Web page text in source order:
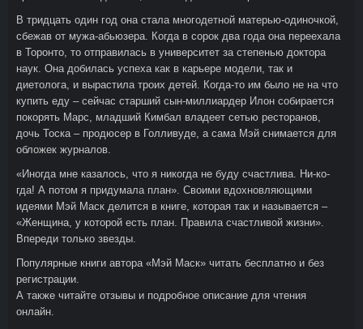
В тридцать один год она стала многодетной матерью-одиночкой,
сбежав от мужа-абьюзера. Когда в сорок два года она переехала
в Торонто, то отправилась в университет за степенью доктора
наук. Она добилась успеха как в карьере модели, так и
диетолога, и вырастила троих детей. Когда-то им было не на что
купить еду – сейчас старший сын-миллиардер Илон собирается
покорять Марс, младший Кимбал владеет сетью ресторанов,
дочь Тоска – продюсер в Голливуде, а сама Мэй снимается для
обложек журналов.
«Иногда мне казалось, что я никогда не буду счастлива. Ни-ко-
гда! А потом я придумала план». Своими вдохновляющими
идеями Мэй Маск делится в книге, которая так и называется –
«Женщина, у которой есть план. Правила счастливой жизни».
Впереди только звезды.
Популярные книги автора «Мэй Маск» читать бесплатно и без
регистрации.
А также читайте отзывы и подробное описание для чтения
онлайн.